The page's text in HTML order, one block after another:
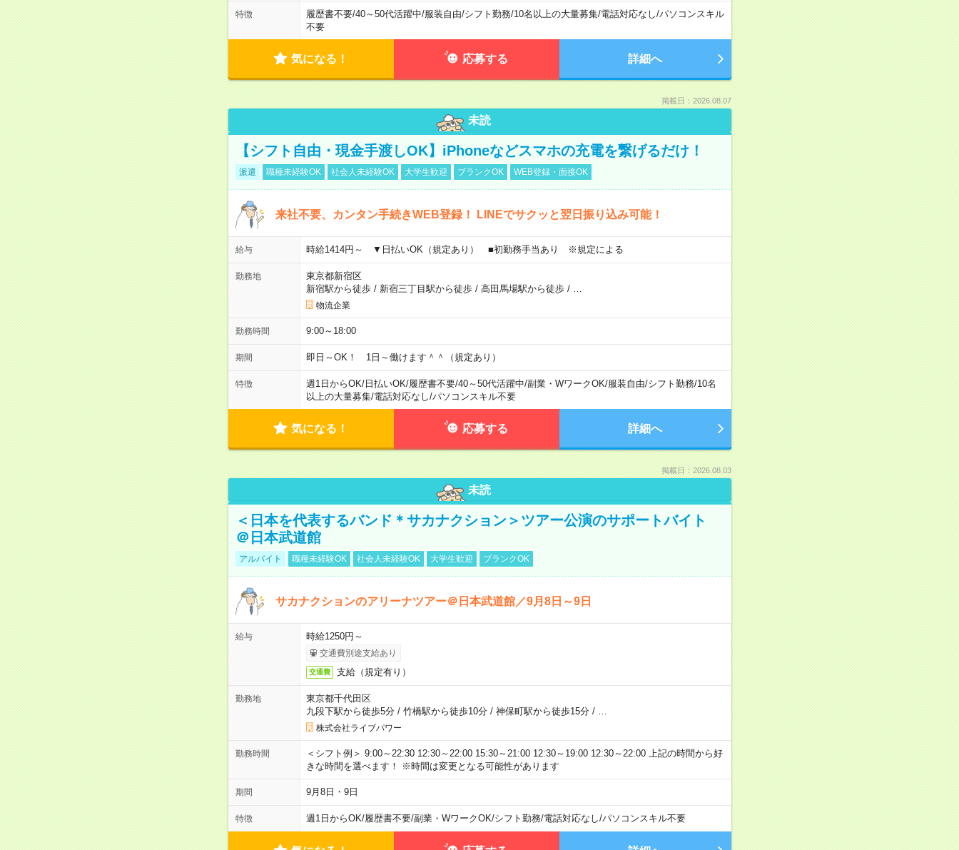
特徴 履歴書不要/40～50代活躍中/服装自由/シフト勤務/10名以上の大量募集/電話対応なし/パソコンスキル
不要
気になる！ 応募する 詳細へ
掲載日：2026.08.07
未読
【シフト自由・現金手渡しOK】iPhoneなどスマホの充電を繋げるだけ！
派遣 職種未経験OK 社会人未経験OK 大学生歓迎 ブランクOK WEB登録・面接OK
来社不要、カンタン手続きWEB登録！ LINEでサクッと翌日振り込み可能！
給与 時給1414円～ ▼日払いOK（規定あり） ■初勤務手当あり ※規定による
勤務地
東京都新宿区
新宿駅から徒歩/ 新宿三丁目駅から徒歩/ 高田馬場駅から徒歩/
物流企業
勤務時間 9:00～18:00
期間 即日～OK！ 1日～働けます＾＾（規定あり）
特徴 週1日からOK/日払いOK/履歴書不要/40～50代活躍中/副業・WワークOK/服装自由/シフト勤務/10名
以上の大量募集/電話対応なし/パソコンスキル不要
気になる！ 応募する 詳細へ
掲載日：2026.08.03
未読
＜日本を代表するバンド＊サカナクション＞ツアー公演のサポートバイト
＠日本武道館
アルバイト 職種未経験OK 社会人未経験OK 大学生歓迎 ブランクOK
サカナクションのアリーナツアー＠日本武道館／9月8日～9日
給与 時給1250円～
交通費別途支給あり
交通費 支給（規定有り）
勤務地
東京都千代田区
九段下駅から徒歩5分/ 竹橋駅から徒歩10分/ 神保町駅から徒歩15分/
株式会社ライブパワー
勤務時間
＜シフト例＞ 9:00～22:30 12:30～22:00 15:30～21:00 12:30～19:00 12:30～22:00 上記の時間から好
きな時間を選べます！ ※時間は変更となる可能性があります
期間 9月8日・9日
特徴 週1日からOK/履歴書不要/副業・WワークOK/シフト勤務/電話対応なし/パソコンスキル不要